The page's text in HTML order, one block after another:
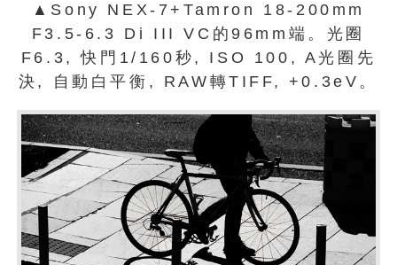
▲Sony NEX-7+Tamron 18-200mm
F3.5-6.3 Di III VC的96mm端。光圈
F6.3, 快門1/160秒, ISO 100, A光圈先
決, 自動白平衡, RAW轉TIFF, +0.3eV。